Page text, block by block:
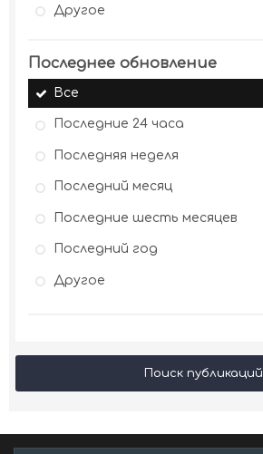
Другое
Последнее обновление
Все
Последние 24 часа
Последняя неделя
Последний месяц
Последние шесть месяцев
Последний год
Другое
Поиск публикаций